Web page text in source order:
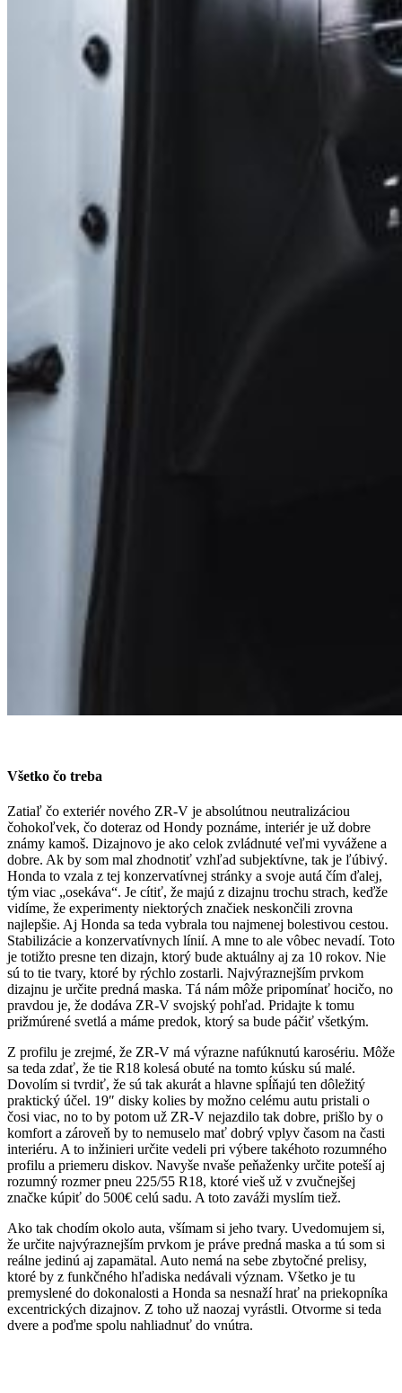
Všetko čo treba
Zatiaľ čo exteriér nového ZR-V je absolútnou neutralizáciou
čohokoľvek, čo doteraz od Hondy poznáme, interiér je už dobre
známy kamoš. Dizajnovo je ako celok zvládnuté veľmi vyvážene a
dobre. Ak by som mal zhodnotiť vzhľad subjektívne, tak je ľúbivý.
Honda to vzala z tej konzervatívnej stránky a svoje autá čím ďalej,
tým viac „osekáva“. Je cítiť, že majú z dizajnu trochu strach, keďže
vidíme, že experimenty niektorých značiek neskončili zrovna
najlepšie. Aj Honda sa teda vybrala tou najmenej bolestivou cestou.
Stabilizácie a konzervatívnych línií. A mne to ale vôbec nevadí. Toto
je totižto presne ten dizajn, ktorý bude aktuálny aj za 10 rokov. Nie
sú to tie tvary, ktoré by rýchlo zostarli. Najvýraznejším prvkom
dizajnu je určite predná maska. Tá nám môže pripomínať hocičo, no
pravdou je, že dodáva ZR-V svojský pohľad. Pridajte k tomu
prižmúrené svetlá a máme predok, ktorý sa bude páčiť všetkým.
Z profilu je zrejmé, že ZR-V má výrazne nafúknutú karosériu. Môže
sa teda zdať, že tie R18 kolesá obuté na tomto kúsku sú malé.
Dovolím si tvrdiť, že sú tak akurát a hlavne spĺňajú ten dôležitý
praktický účel. 19″ disky kolies by možno celému autu pristali o
čosi viac, no to by potom už ZR-V nejazdilo tak dobre, prišlo by o
komfort a zároveň by to nemuselo mať dobrý vplyv časom na časti
interiéru. A to inžinieri určite vedeli pri výbere takéhoto rozumného
profilu a priemeru diskov. Navyše nvaše peňaženky určite poteší aj
rozumný rozmer pneu 225/55 R18, ktoré vieš už v zvučnejšej
značke kúpiť do 500€ celú sadu. A toto zaváži myslím tiež.
Ako tak chodím okolo auta, všímam si jeho tvary. Uvedomujem si,
že určite najvýraznejším prvkom je práve predná maska a tú som si
reálne jedinú aj zapamätal. Auto nemá na sebe zbytočné prelisy,
ktoré by z funkčného hľadiska nedávali význam. Všetko je tu
premyslené do dokonalosti a Honda sa nesnaží hrať na priekopníka
excentrických dizajnov. Z toho už naozaj vyrástli. Otvorme si teda
dvere a poďme spolu nahliadnuť do vnútra.